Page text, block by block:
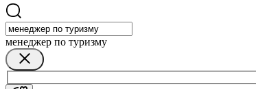
менеджер по туризму